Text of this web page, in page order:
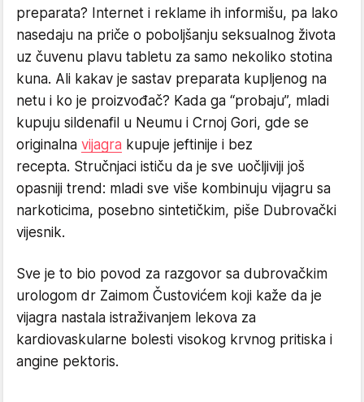
preparata? Internet i reklame ih informišu, pa lako
nasedaju na priče o poboljšanju seksualnog života
uz čuvenu plavu tabletu za samo nekoliko stotina
kuna. Ali kakav je sastav preparata kupljenog na
netu i ko je proizvođač? Kada ga “probaju”, mladi
kupuju sildenafil u Neumu i Crnoj Gori, gde se
originalna vijagra kupuje jeftinije i bez
recepta. Stručnjaci ističu da je sve uočljiviji još
opasniji trend: mladi sve više kombinuju vijagru sa
narkoticima, posebno sintetičkim, piše Dubrovački
vijesnik.
Sve je to bio povod za razgovor sa dubrovačkim
urologom dr Zaimom Čustovićem koji kaže da je
vijagra nastala istraživanjem lekova za
kardiovaskularne bolesti visokog krvnog pritiska i
angine pektoris.